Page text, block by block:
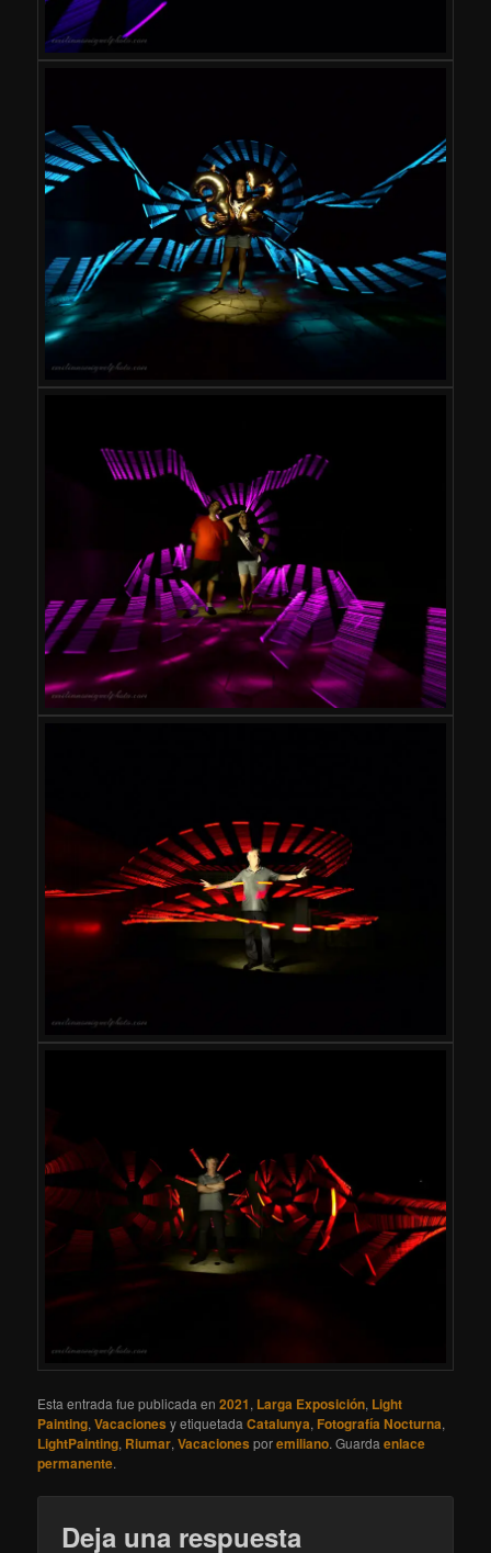
Esta entrada fue publicada en2021, Larga Exposición, Light
Painting,Vacaciones y etiquetadaCatalunya, Fotografía Nocturna,
LightPainting, Riumar,Vacaciones poremiliano. Guardaenlace
permanente.
Deja una respuesta